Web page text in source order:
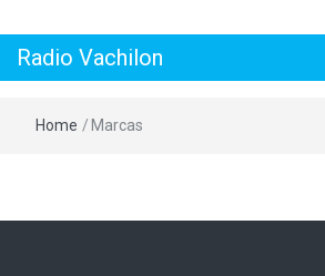
Radio Vachilon
Home / Marcas